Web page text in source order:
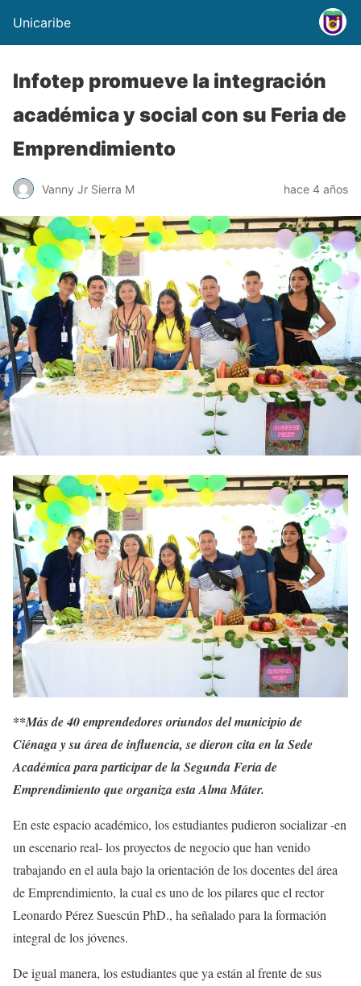
Unicaribe
Infotep promueve la integración
académica y social con su Feria de
Emprendimiento
Vanny Jr Sierra M hace 4 años
**Más de 40 emprendedores oriundos del municipio de
Ciénaga y su área de influencia, se dieron cita en la Sede
Académica para participar de la Segunda Feria de
Emprendimiento que organiza esta Alma Máter.
En este espacio académico, los estudiantes pudieron socializar -en
un escenario real- los proyectos de negocio que han venido
trabajando en el aula bajo la orientación de los docentes del área
de Emprendimiento, la cual es uno de los pilares que el rector
Leonardo Pérez Suescún PhD., ha señalado para la formación
integral de los jóvenes.
De igual manera, los estudiantes que ya están al frente de sus